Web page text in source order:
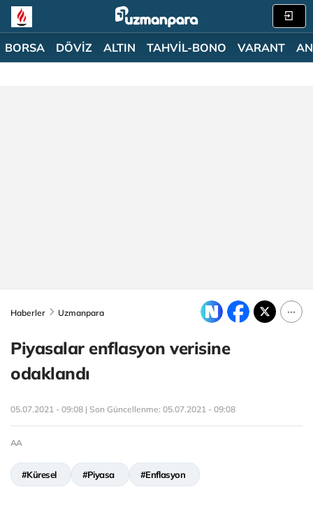
BORSA DÖVİZ ALTIN TAHVİL-BONO VARANT
Haberler Uzmanpara
Piyasalar enflasyon verisine
odaklandı
05.07.2021 - 09:08 | Son Güncellenme: 05.07.2021 - 09:08
AA
#Küresel #Piyasa #Enflasyon